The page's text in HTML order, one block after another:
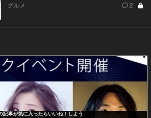
グルメ 2
記事が気に入ったらいいね！しよう